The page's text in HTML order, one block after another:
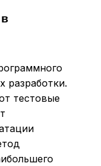
разработки.
тестовые